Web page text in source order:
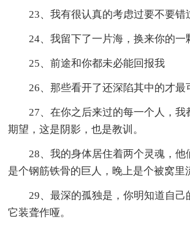
23、我有很认真的考虑过要不要错
24、我留下了一片海，换来你的一
25、前途和你都未必能回报我
26、那些看开了还深陷其中的才最
27、在你之后来过的每一个人，我
期望，这是阴影，也是教训。
28、我的身体居住着两个灵魂，他
是个钢筋铁骨的巨人，晚上是个被窝里
29、最深的孤独是，你明知道自己
它装聋作哑。